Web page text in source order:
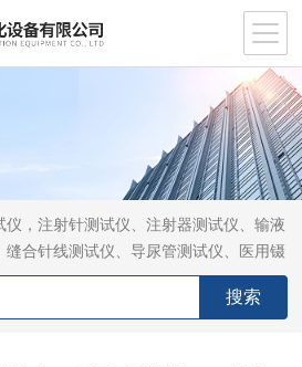
仪，注射针测试仪、注射器测试仪、输液
合针线测试仪、导尿管测试仪、医用镊
仪、针灸针测试仪、留置针测试仪